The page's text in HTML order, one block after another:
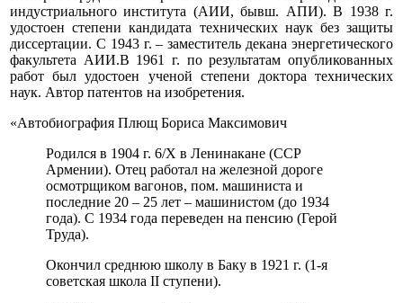
индустриального института (АИИ, бывш. АПИ). В 1938 г.
удостоен степени кандидата технических наук без защиты
диссертации. С 1943 г. – заместитель декана энергетического
факультета АИИ.В 1961 г. по результатам опубликованных
работ был удостоен ученой степени доктора технических
наук. Автор патентов на изобретения.
«Автобиография Плющ Бориса Максимович
Родился в 1904 г. 6/Х в Ленинакане (ССР
Армении). Отец работал на железной дороге
осмотрщиком вагонов, пом. машиниста и
последние 20 – 25 лет – машинистом (до 1934
года). С 1934 года переведен на пенсию (Герой
Труда).
Окончил среднюю школу в Баку в 1921 г. (1-я
советская школа II ступени).